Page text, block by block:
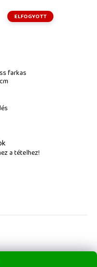
ELFOGYOTT
farkas
a tételhez!